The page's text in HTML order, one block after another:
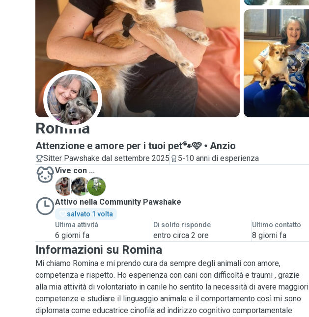
R
Romina
Attenzione e amore per i tuoi pet🐾🩷 Anzio
Sitter Pawshake dal settembre 2025
5-10 anni di esperienza
Vive con ...
C
E
M
Attivo nella Community Pawshake
salvato 1 volta
Ultima attività
6 giorni fa
Di solito risponde
entro circa 2 ore
Ultimo contatto
8 giorni fa
Informazioni su Romina
Mi chiamo Romina e mi prendo cura da sempre degli animali con amore,
competenza e rispetto. Ho esperienza con cani con difficoltà e traumi , grazie
alla mia attività di volontariato in canile ho sentito la necessità di avere maggiori
competenze e studiare il linguaggio animale e il comportamento così mi sono
diplomata come educatrice cinofila ad indirizzo cognitivo comportamentale